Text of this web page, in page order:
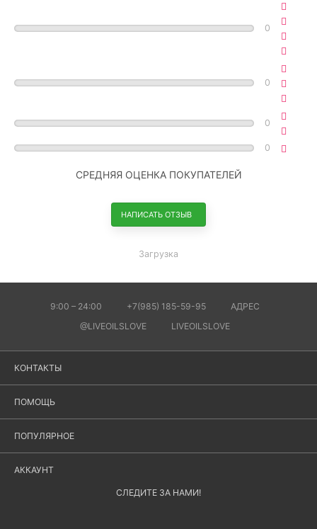
0
0
0
0
СРЕДНЯЯ ОЦЕНКА ПОКУПАТЕЛЕЙ
НАПИСАТЬ ОТЗЫВ
Загрузка
9:00 – 24:00 +7(985) 185-59-95
АДРЕС
@LIVEOILSLOVE
LIVEOILSLOVE
КОНТАКТЫ
ПОМОЩЬ
ПОПУЛЯРНОЕ
АККАУНТ
СЛЕДИТЕ ЗА НАМИ!